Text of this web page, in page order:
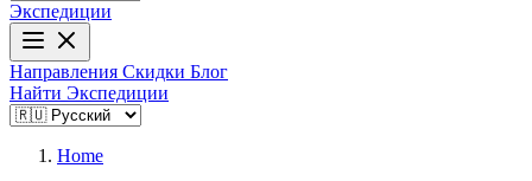
Экспедиции
Направления Скидки Блог
Найти Экспедиции
Home